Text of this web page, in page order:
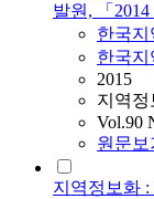
발원, 「
한국
한국
2015
지역정
Vol.90
원문보
지역정보화